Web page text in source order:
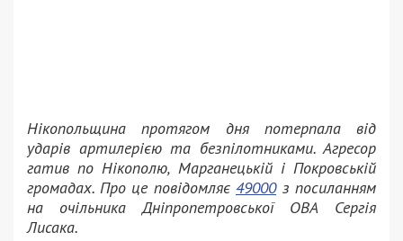
Нікопольщина протягом дня потерпала від
ударів артилерією та безпілотниками. Агресор
гатив по Нікополю, Марганецькій і Покровській
громадах. Про це повідомляє 49000з посиланням
на очільника Дніпропетровської ОВА Сергія
Лисака.